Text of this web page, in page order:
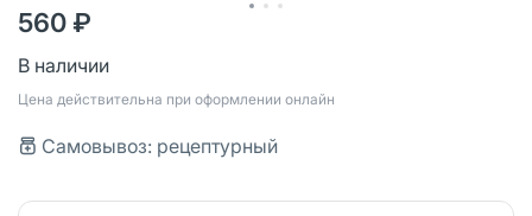
560 ₽
В наличии
Цена действительна при оформлении онлайн
Самовывоз: рецептурный